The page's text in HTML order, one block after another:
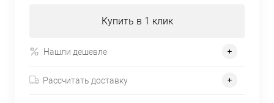
Купить в 1 клик
Нашли дешевле
Рассчитать доставку